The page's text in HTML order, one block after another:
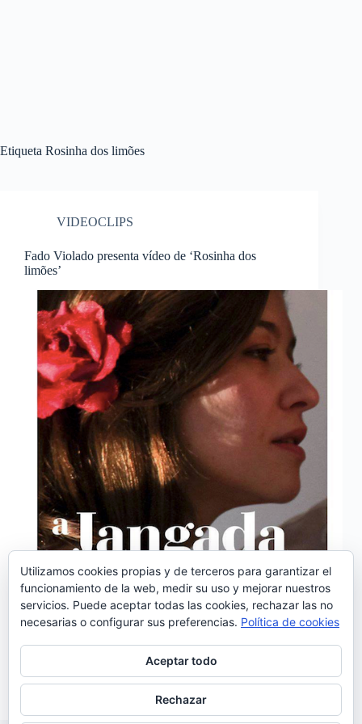
Etiqueta Rosinha dos limões
VIDEOCLIPS
Fado Violado presenta vídeo de ‘Rosinha dos
limões’
‘Rosinha dos limões’ es el primer sencillo de «A
jangada de pedra» el estupendo álbum debut del
grupo Fado Violado, grabado en Barcelona entre los
meses de enero y febrero de 2015. Este dúo formado
por Ana Pinhal y Francisco…
Noemí Sánchez
07/03/2016
Utilizamos cookies propias y de terceros para garantizar el
funcionamiento de la web, medir su uso y mejorar nuestros
servicios. Puede aceptar todas las cookies, rechazar las no
necesarias o configurar sus preferencias. Política de cookies
Aceptar todo
Rechazar